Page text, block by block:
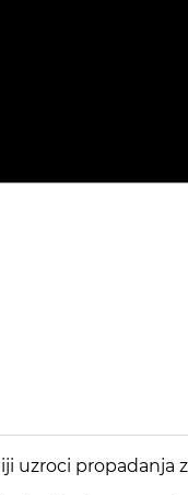
uzroci propadanja